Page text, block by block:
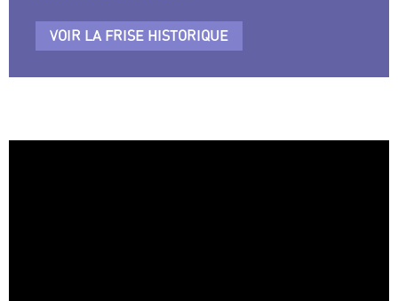
VOIR LA FRISE HISTORIQUE